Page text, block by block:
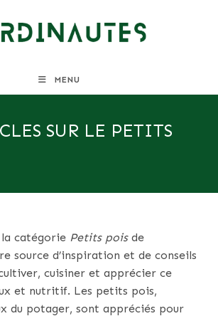
MENU
SUR LE PETITS
la catégorie Petits poisde
source d’inspiration et de conseils
cuisiner et apprécier ce
et nutritif. Les petits pois,
du potager, sont appréciés pour